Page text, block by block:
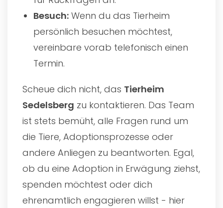
Besuch: Wenn du das Tierheim
persönlich besuchen möchtest,
vereinbare vorab telefonisch einen
Termin.
Scheue dich nicht, das Tierheim
Sedelsberg zu kontaktieren. Das Team
ist stets bemüht, alle Fragen rund um
die Tiere, Adoptionsprozesse oder
andere Anliegen zu beantworten. Egal,
ob du eine Adoption in Erwägung ziehst,
spenden möchtest oder dich
ehrenamtlich engagieren willst - hier